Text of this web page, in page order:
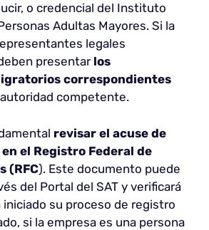
o credencial del Instituto
Adultas Mayores. Si la
legales
presentar los
correspondientes
competente.
revisar el acuse de
el Registro Federal de
(RFC). Este documento puede
del Portal del SAT y verificará
iniciado su proceso de registro
si la empresa es una persona